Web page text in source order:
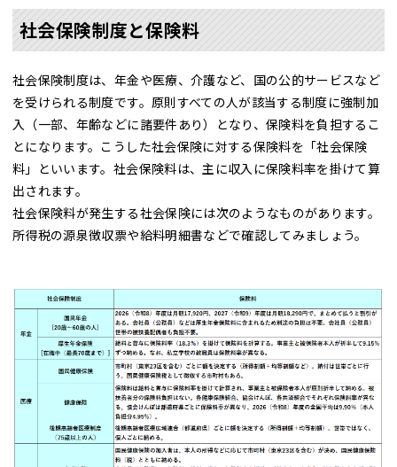
社会保険制度と保険料
社会保険制度は、年金や医療、介護など、国の公的サービスなど
を受けられる制度です。原則すべての人が該当する制度に強制加
入（一部、年齢などに諸要件あり）となり、保険料を負担するこ
とになります。こうした社会保険に対する保険料を「社会保険
料」といいます。社会保険料は、主に収入に保険料率を掛けて算
出されます。
社会保険料が発生する社会保険には次のようなものがあります。
所得税の源泉徴収票や給料明細書などで確認してみましょう。